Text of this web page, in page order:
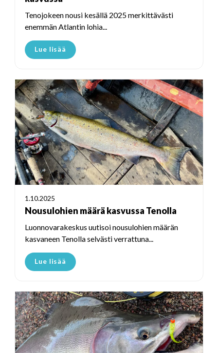
Tenojokeen nousi kesällä 2025 merkittävästi
enemmän Atlantin lohia...
Lue lisää
1.10.2025
Nousulohien määrä kasvussa Tenolla
Luonnovarakeskus uutisoi nousulohien määrän
kasvaneen Tenolla selvästi verrattuna...
Lue lisää